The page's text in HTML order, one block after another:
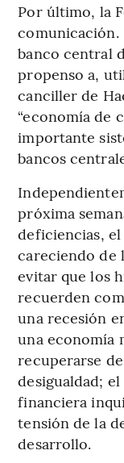
Por último, la
comunicación.
banco central
propenso a,
canciller de
“economía de
importante
bancos
próxima
deficiencias,
careciendo de
evitar que los
recuerden
una recesión
una economía
recuperarse
desigualdad;
financiera
tensión de la
desarrollo.